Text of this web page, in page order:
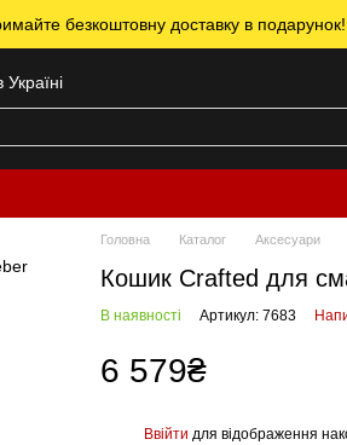
безкоштовну доставку в
Головна Каталог Аксесуари
Кошик Crafted для
В наявності Артикул: 7683
6 579₴
Ввійти для відображення